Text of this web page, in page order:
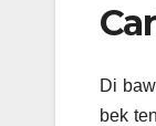
Di
bek